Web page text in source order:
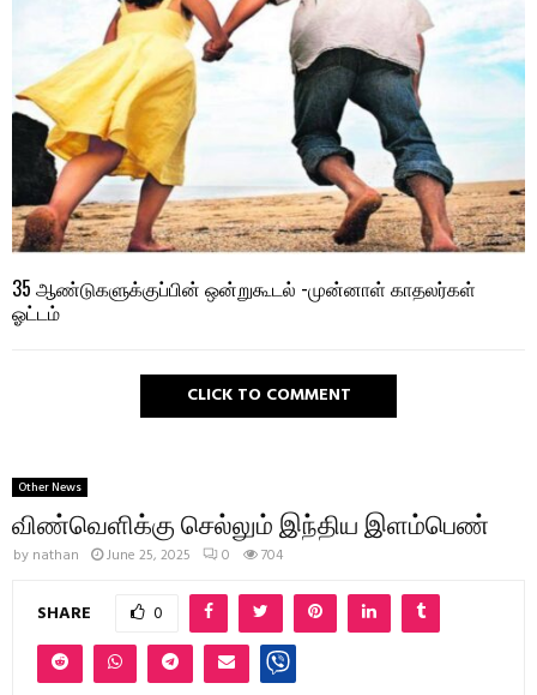
35 ஆண்டுகளுக்குப்பின் ஒன்றுகூடல் -முன்னாள் காதலர்கள்
ஓட்டம்
CLICK TO COMMENT
Other News
விண்வெளிக்கு செல்லும் இந்திய இளம்பெண்
by nathan June 25, 2025 0 704
SHARE 0